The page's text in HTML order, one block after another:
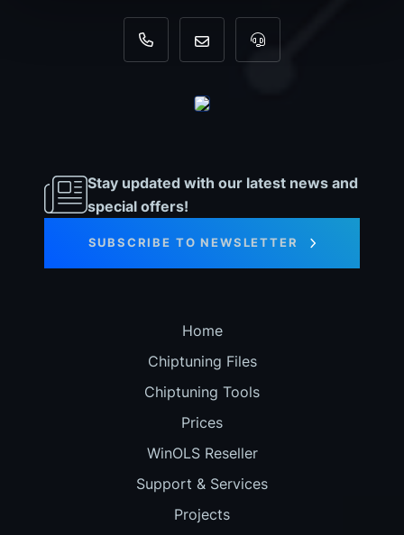
+31 35 820 0967
info@dyno-For tool support,
Stay updated with our latest news and
special offers!
SUBSCRIBE TO NEWSLETTER
Home
Chiptuning Files
Chiptuning Tools
Prices
WinOLS Reseller
Support & Services
Projects